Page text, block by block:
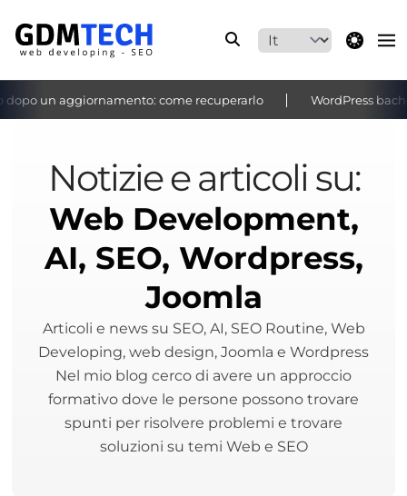
theme
un aggiornamento: come recuperarlo WordPress
‹ ›
Notizie e articoli su:
Web Development,
AI, SEO, Wordpress,
Joomla
Articoli e news su SEO, AI, SEO Routine, Web
Developing, web design, Joomla e Wordpress
Nel mio blog cerco di avere un approccio
formativo dove le persone possono trovare
spunti per risolvere problemi e trovare
soluzioni su temi Web e SEO